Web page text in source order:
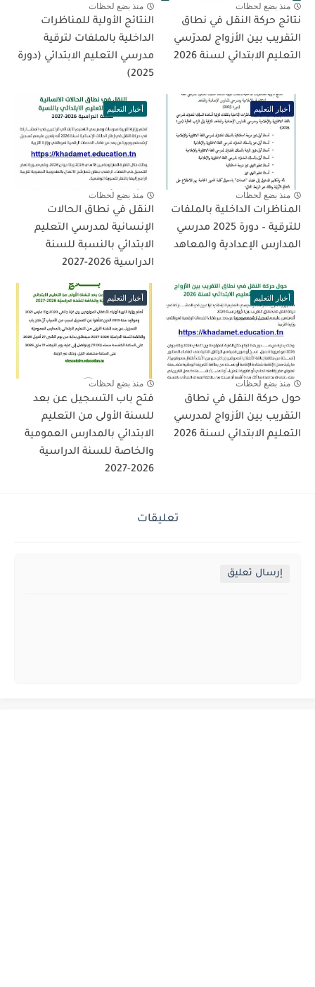
منذ بضع لحظات
نتائج حركة النقل في نطاق
التقريب بين الأزواج لمدرّسي
التعليم الابتدائي لسنة 2026
منذ بضع لحظات
النتائج الأولية للمناظرات
الداخلية بالملفات لترقية
مدرسي التعليم الابتدائي (دورة
2025)
أخبار التعليم
منذ بضع لحظات
المناظرات الداخلية بالملفات
للترقية – دورة 2025 مدرسي
المدارس الإعدادية والمعاهد
أخبار التعليم
منذ بضع لحظات
النقل في نطاق الحالات
الإنسانية لمدرسي التعليم
الابتدائي بالنسبة للسنة
الدراسية 2026-2027
أخبار التعليم
منذ بضع لحظات
حول حركة النقل في نطاق
التقريب بين الأزواج لمدرسي
التعليم الابتدائي لسنة 2026
أخبار التعليم
منذ بضع لحظات
فتح باب التسجيل عن بعد
للسنة الأولى من التعليم
الابتدائي بالمدارس العمومية
والخاصة للسنة الدراسية
2026-2027
تعليقات
إرسال تعليق